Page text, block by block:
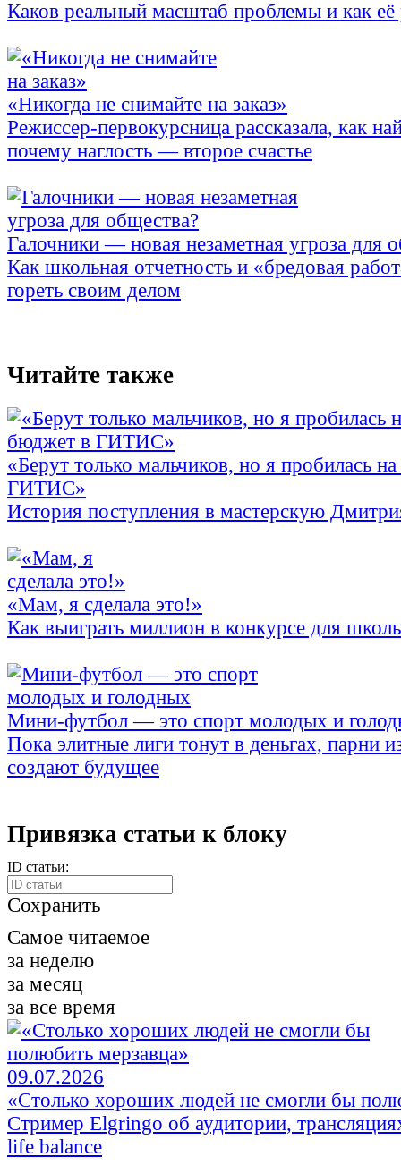
Каков реальный масштаб проблемы и как её
«Никогда не снимайте на заказ»
Режиссер-первокурсница рассказала, как
почему наглость — второе счастье
Галочники — новая незаметная угроза для
Как школьная отчетность и «бредовая
гореть своим делом
Читайте также
«Берут только мальчиков, но я пробилась
ГИТИС»
История поступления в мастерскую
«Мам, я сделала это!»
Как выиграть миллион в конкурсе для
Мини-футбол — это спорт молодых и
Пока элитные лиги тонут в деньгах, парни
создают будущее
Привязка статьи к блоку
ID статьи:
Сохранить
Самое читаемое
за неделю
за месяц
за все время
09.07.2026
«Столько хороших людей не смогли бы
Стример Elgringo об аудитории,
life balance